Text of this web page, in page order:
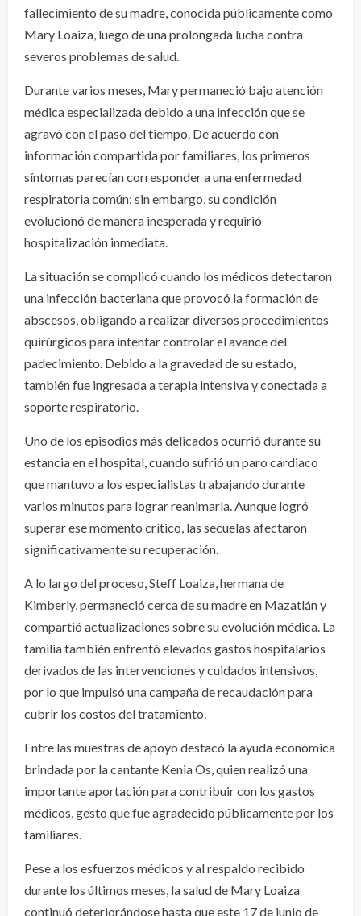
fallecimiento de su madre, conocida públicamente como
Mary Loaiza, luego de una prolongada lucha contra
severos problemas de salud.
Durante varios meses, Mary permaneció bajo atención
médica especializada debido a una infección que se
agravó con el paso del tiempo. De acuerdo con
información compartida por familiares, los primeros
síntomas parecían corresponder a una enfermedad
respiratoria común; sin embargo, su condición
evolucionó de manera inesperada y requirió
hospitalización inmediata.
La situación se complicó cuando los médicos detectaron
una infección bacteriana que provocó la formación de
abscesos, obligando a realizar diversos procedimientos
quirúrgicos para intentar controlar el avance del
padecimiento. Debido a la gravedad de su estado,
también fue ingresada a terapia intensiva y conectada a
soporte respiratorio.
Uno de los episodios más delicados ocurrió durante su
estancia en el hospital, cuando sufrió un paro cardiaco
que mantuvo a los especialistas trabajando durante
varios minutos para lograr reanimarla. Aunque logró
superar ese momento crítico, las secuelas afectaron
significativamente su recuperación.
A lo largo del proceso, Steff Loaiza, hermana de
Kimberly, permaneció cerca de su madre en Mazatlán y
compartió actualizaciones sobre su evolución médica. La
familia también enfrentó elevados gastos hospitalarios
derivados de las intervenciones y cuidados intensivos,
por lo que impulsó una campaña de recaudación para
cubrir los costos del tratamiento.
Entre las muestras de apoyo destacó la ayuda económica
brindada por la cantante Kenia Os, quien realizó una
importante aportación para contribuir con los gastos
médicos, gesto que fue agradecido públicamente por los
familiares.
Pese a los esfuerzos médicos y al respaldo recibido
durante los últimos meses, la salud de Mary Loaiza
continuó deteriorándose hasta que este 17 de junio de